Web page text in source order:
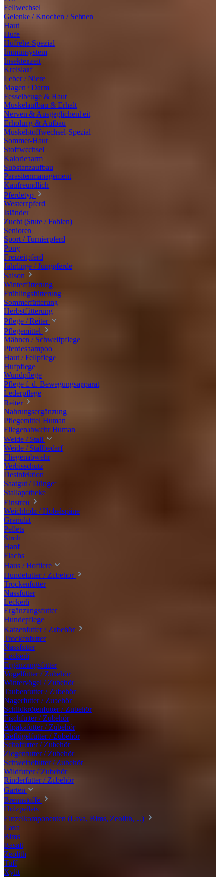
Fellwechsel
Gelenke / Knochen / Sehnen
Haut
Hufe
Hufrehe-Spezial
Immunsystem
Insektenzeit
Kreislauf
Leber / Niere
Magen / Darm
Fesselbeuge & Haut
Muskelaufbau & Erhalt
Nerven & Ausgeglichenheit
Erholung & Aufbau
Muskelstoffwechsel-Spezial
Sommer-Haut
Stoffwechsel
Kalorienarm
Substanzaufbau
Parasitenmanagement
Kaufreundlich
Pferdetyp
Westernpferd
Isländer
Zucht (Stute / Fohlen)
Senioren
Sport / Turnierpferd
Pony
Freizeitpferd
Jährlinge / Jungpferde
Saison
Winterfütterung
Frühlingsfütterung
Sommerfütterung
Herbstfütterung
Pflege / Reiter
Pflegemittel
Mähnen / Schweifpflege
Pferdeshampoo
Haut / Fellpflege
Hufpflege
Wundpflege
Pflege f. d. Bewegungsapparat
Lederpflege
Reiter
Nahrungsergänzung
Pflegemittel Human
Fliegenabwehr Human
Weide / Stall
Weide / Stallbedarf
Fliegenabwehr
Verbisschutz
Desinfektion
Saatgut / Dünger
Stallapotheke
Einstreu
Weichholz / Hobelspäne
Granulat
Pellets
Stroh
Hanf
Flachs
Haus / Hoftiere
Hundefutter / Zubehör
Trockenfutter
Nassfutter
Leckerli
Ergänzungsfutter
Hundepflege
Katzenfutter / Zubehör
Trockenfutter
Nassfutter
Leckerli
Ergänzungsfutter
Vogelfutter / Zubehör
Wintervögel / Zubehör
Taubenfutter / Zubehör
Nagerfutter / Zubehör
Schildkrötenfutter / Zubehör
Fischfutter / Zubehör
Alpakafutter / Zubehör
Geflügelfutter / Zubehör
Schaffutter / Zubehör
Ziegenfutter / Zubehör
Schweinefutter / Zubehör
Wildfutter / Zubehör
Rinderfutter / Zubehör
Garten
Brennstoffe
Holzpellets
Einzelkomponenten (Lava, Bims, Zeolith, ...)
Lava
Bims
Basalt
Zeolith
Tuff
Xylit